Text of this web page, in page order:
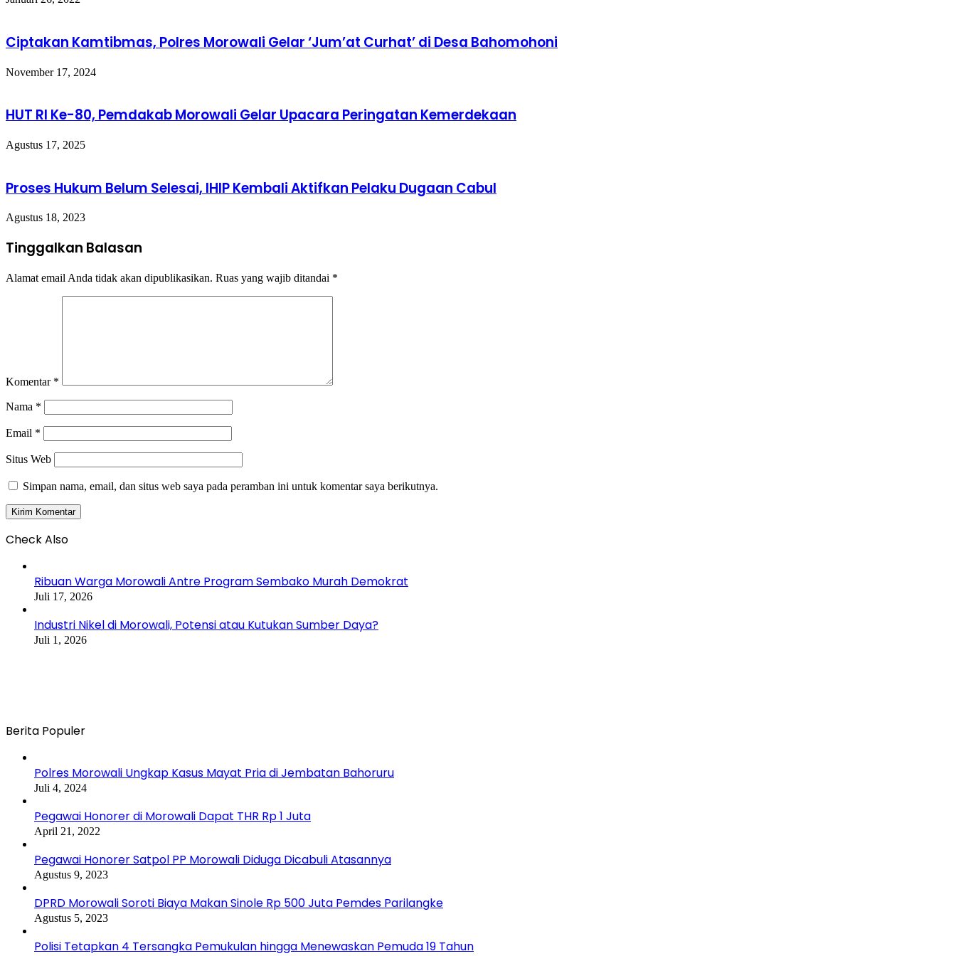
Ciptakan Kamtibmas, Polres Morowali Gelar ‘Jum’at Curhat’ di Desa Bahomohoni
November 17, 2024
HUT RI Ke-80, Pemdakab Morowali Gelar Upacara Peringatan Kemerdekaan
Agustus 17, 2025
Proses Hukum Belum Selesai, IHIP Kembali Aktifkan Pelaku Dugaan Cabul
Agustus 18, 2023
Tinggalkan Balasan
Alamat email Anda tidak akan dipublikasikan. Ruas yang wajib ditandai *
Komentar *
Nama *
Email *
Situs Web
Simpan nama, email, dan situs web saya pada peramban ini untuk komentar saya berikutnya.
Check Also
Ribuan Warga Morowali Antre Program Sembako Murah Demokrat
Juli 17, 2026
Industri Nikel di Morowali, Potensi atau Kutukan Sumber Daya?
Juli 1, 2026
Berita Populer
Polres Morowali Ungkap Kasus Mayat Pria di Jembatan Bahoruru
Juli 4, 2024
Pegawai Honorer di Morowali Dapat THR Rp 1 Juta
April 21, 2022
Pegawai Honorer Satpol PP Morowali Diduga Dicabuli Atasannya
Agustus 9, 2023
DPRD Morowali Soroti Biaya Makan Sinole Rp 500 Juta Pemdes Parilangke
Agustus 5, 2023
Polisi Tetapkan 4 Tersangka Pemukulan hingga Menewaskan Pemuda 19 Tahun